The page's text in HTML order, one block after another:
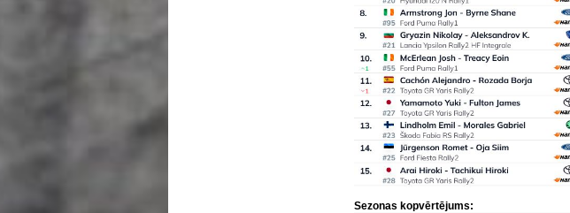
Sezonas kopvērtējums: